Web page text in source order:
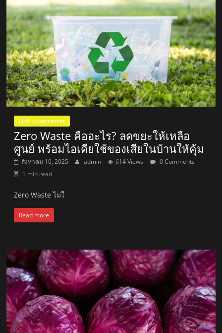
Link Supersecret
Zero Waste คืออะไร? ลดขยะให้เหลือ
ศูนย์ พร้อมไอเดียใช้ของเสียในบ้านให้คุ้ม
สิงหาคม 10, 2025 admin 614 Views
0 Comments
1 min read
Zero Waste ไม่ใ
Read more